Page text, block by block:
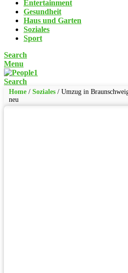
Entertainment
Gesundheit
Haus und Garten
Soziales
Sport
Search
Menu
Search
Home / Soziales / Umzug in
neu